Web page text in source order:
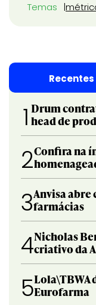
Temas
Recentes
1 Drum
head de
2Confira na
3Anvisa abre
farmácias
4Nicholas
criativo da
5Lola\TBWA
Eurofarma